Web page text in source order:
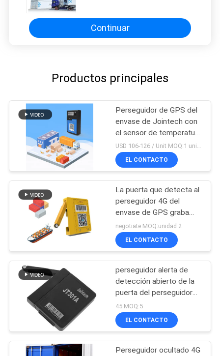
Continuar
Productos principales
Perseguidor de GPS del
envase de Jointech con
el sensor de temperatura
para la cadena fría
logística
USD 106-126 / Unit MOQ:1 unidad
EL CONTACTO
La puerta que detecta al
perseguidor 4G del
envase de GPS graba
fácil instala batería de
larga vida
negotiate MOQ:unidad 2
EL CONTACTO
perseguidor alerta de
detección abierto de la
puerta del perseguidor
de GPS del envase de
1500mAh Bluetooth
45 MOQ:5
EL CONTACTO
Perseguidor ocultado 4G